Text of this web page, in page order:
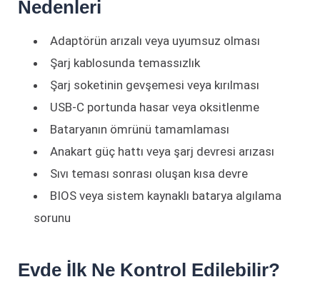
Nedenleri
Adaptörün arızalı veya uyumsuz olması
Şarj kablosunda temassızlık
Şarj soketinin gevşemesi veya kırılması
USB-C portunda hasar veya oksitlenme
Bataryanın ömrünü tamamlaması
Anakart güç hattı veya şarj devresi arızası
Sıvı teması sonrası oluşan kısa devre
BIOS veya sistem kaynaklı batarya algılama
sorunu
Evde İlk Ne Kontrol Edilebilir?